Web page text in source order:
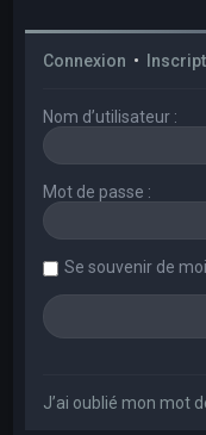
Connexion •
Nom d’utilisateur :
Mot de passe :
Se souvenir de moi
J’ai oublié mon mot